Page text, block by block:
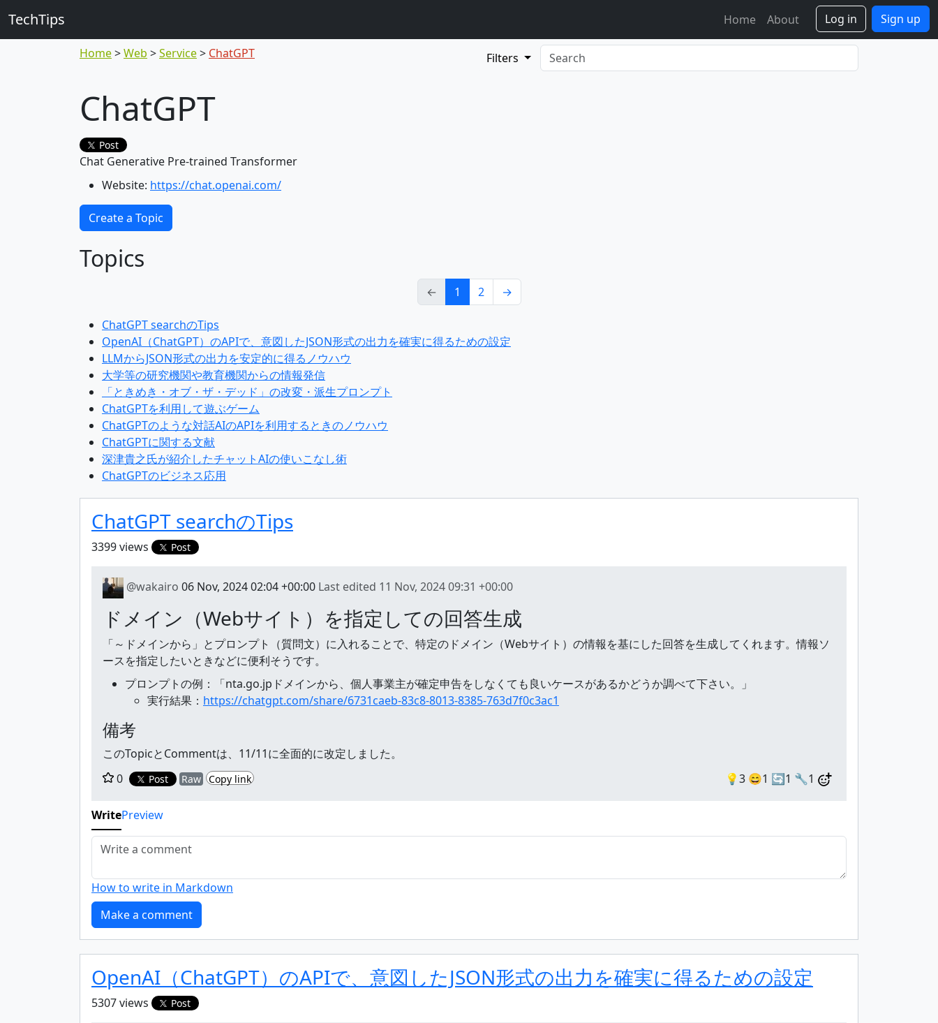
TechTips Home About Log in Sign up
Home Web Service ChatGPT Filters
ChatGPT
Post
Chat Generative Pre-trained Transformer
Website: https://chat.openai.com/
Create a Topic
Topics
← 1 2 →
ChatGPT searchのTips
OpenAI（ChatGPT）のAPIで、意図したJSON形式の出力を確実に得るための設定
LLMからJSON形式の出力を安定的に得るノウハウ
大学等の研究機関や教育機関からの情報発信
「ときめき・オブ・ザ・デッド」の改変・派生プロンプト
ChatGPTを利用して遊ぶゲーム
ChatGPTのような対話AIのAPIを利用するときのノウハウ
ChatGPTに関する文献
深津貴之氏が紹介したチャットAIの使いこなし術
ChatGPTのビジネス応用
ChatGPT searchのTips
3399 views Post
@wakairo 06 Nov, 2024 02:04 +00:00 Last edited 11 Nov, 2024 09:31 +00:00
ドメイン（Webサイト）を指定しての回答生成
「～ドメインから」とプロンプト（質問文）に入れることで、特定のドメイン（Webサイト）の情報を基にした回答を生成してくれます。情報ソ
ースを指定したいときなどに便利そうです。
プロンプトの例：「nta.go.jpドメインから、個人事業主が確定申告をしなくても良いケースがあるかどうか調べて下さい。」
実行結果： https://chatgpt.com/share/6731caeb-83c8-8013-8385-763d7f0c3ac1
備考
このTopicとCommentは、11/11に全面的に改定しました。
0
Post Raw Copy link 💡3 😄1 🔄1 🔧1
WritePreview
How to write in Markdown
OpenAI（ChatGPT）のAPIで、意図したJSON形式の出力を確実に得るための設定
5307 views Post